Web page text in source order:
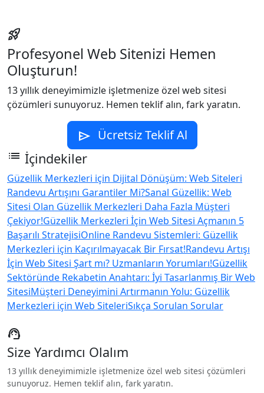
rocket_launch
Profesyonel Web Sitenizi Hemen
Oluşturun!
13 yıllık deneyimimizle işletmenize özel web sitesi
çözümleri sunuyoruz. Hemen teklif alın, fark yaratın.
send Ücretsiz Teklif Al
list İçindekiler
Güzellik Merkezleri için Dijital Dönüşüm: Web Siteleri
Randevu Artışını Garantiler Mi?Sanal Güzellik: Web
Sitesi Olan Güzellik Merkezleri Daha Fazla Müşteri
Çekiyor!Güzellik Merkezleri İçin Web Sitesi Açmanın 5
Başarılı StratejisiOnline Randevu Sistemleri: Güzellik
Merkezleri için Kaçırılmayacak Bir Fırsat!Randevu Artışı
İçin Web Sitesi Şart mı? Uzmanların Yorumları!Güzellik
Sektöründe Rekabetin Anahtarı: İyi Tasarlanmış Bir Web
SitesiMüşteri Deneyimini Artırmanın Yolu: Güzellik
Merkezleri için Web SiteleriSıkça Sorulan Sorular
support_agent
Size Yardımcı Olalım
13 yıllık deneyimimizle işletmenize özel web sitesi çözümleri
sunuyoruz. Hemen teklif alın, fark yaratın.